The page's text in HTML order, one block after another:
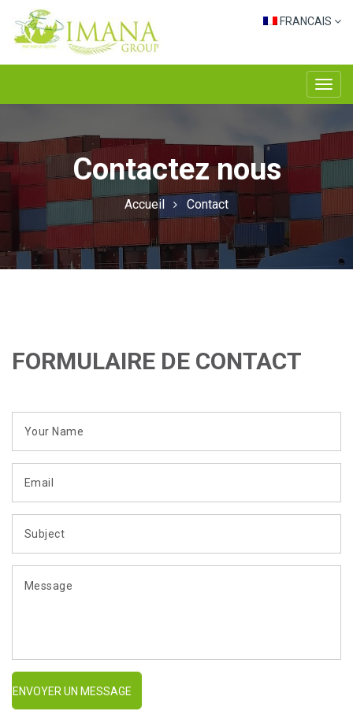
FRANCAIS
Contactez nous
Accueil Contact
FORMULAIRE DE CONTACT
ENVOYER UN MESSAGE